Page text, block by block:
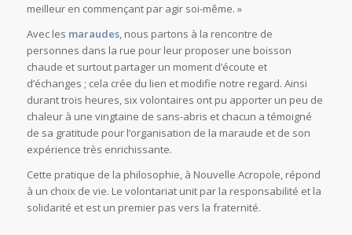
meilleur en commençant par agir soi-même. »
Avec les maraudes, nous partons à la rencontre de
personnes dans la rue pour leur proposer une boisson
chaude et surtout partager un moment d’écoute et
d’échanges ; cela crée du lien et modifie notre regard. Ainsi
durant trois heures, six volontaires ont pu apporter un peu de
chaleur à une vingtaine de sans-abris et chacun a témoigné
de sa gratitude pour l’organisation de la maraude et de son
expérience très enrichissante.
Cette pratique de la philosophie, à Nouvelle Acropole, répond
à un choix de vie. Le volontariat unit par la responsabilité et la
solidarité et est un premier pas vers la fraternité.